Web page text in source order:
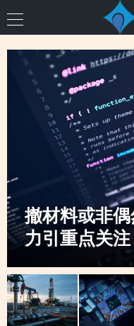
撤材料或非
力引重点关
升，创业板